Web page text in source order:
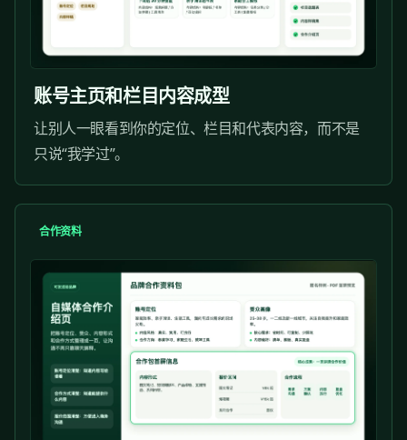
账号主页和栏目内容成型
让别人一眼看到你的定位、栏目和代表内容，而不是
只说“我学过”。
合作资料